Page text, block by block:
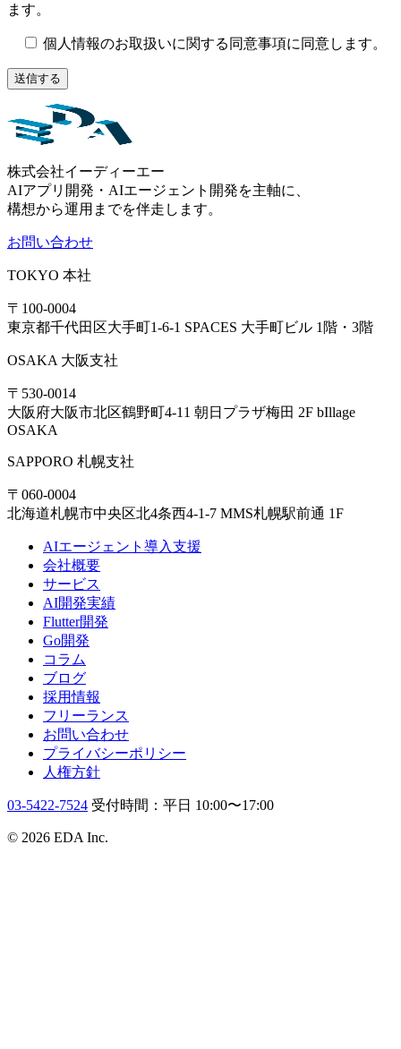
ます。
個人情報のお取扱いに関する同意事項に同意します。
株式会社イーディーエー
AIアプリ開発・AIエージェント開発を主軸に、
構想から運用までを伴走します。
お問い合わせ
TOKYO 本社
〒100-0004
東京都千代田区大手町1-6-1 SPACES 大手町ビル 1階・3階
OSAKA 大阪支社
〒530-0014
大阪府大阪市北区鶴野町4-11 朝日プラザ梅田 2F bIllage
OSAKA
SAPPORO 札幌支社
〒060-0004
北海道札幌市中央区北4条西4-1-7 MMS札幌駅前通 1F
AIエージェント導入支援
会社概要
サービス
AI開発実績
Flutter開発
Go開発
コラム
ブログ
採用情報
フリーランス
お問い合わせ
プライバシーポリシー
人権方針
03-5422-7524 受付時間：平日 10:00〜17:00
© 2026 EDA Inc.